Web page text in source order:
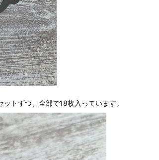
トずつ、全部で18枚入っています。